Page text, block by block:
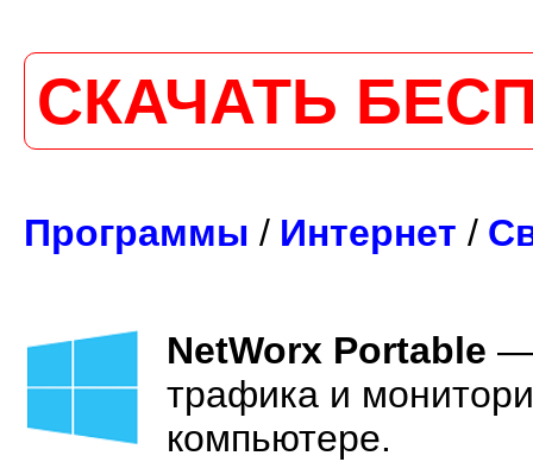
СКАЧАТЬ
Программы / Интернет /
NetWorx Portable
трафика и
компьютере.